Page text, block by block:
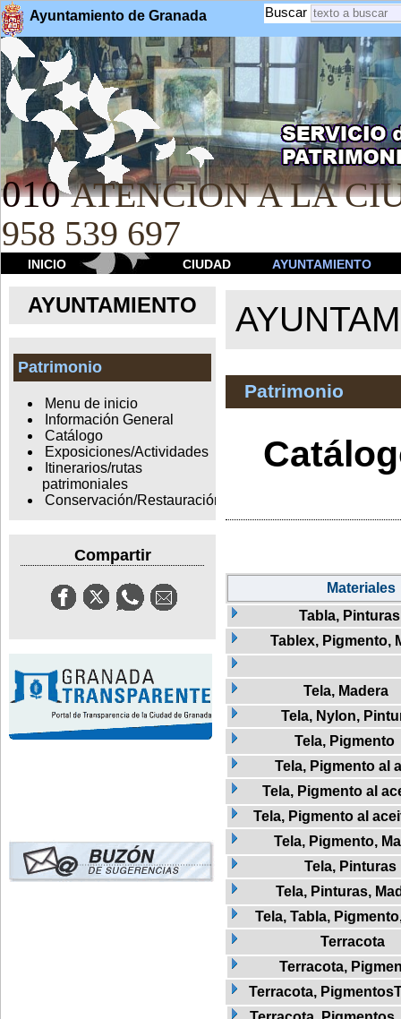
Ayuntamiento de Granada Buscar
010 ATENCION A LA
958 539 697
INICIO CIUDAD AYUNTAMIENTO
AYUNTAMIENTO
Patrimonio
Menu de inicio
Información General
Catálogo
Exposiciones/Actividades
Itinerarios/rutas
patrimoniales
Conservación/Restauración
Compartir
Patrimonio
Materiales
Tabla, Pinturas
Tablex, Pigmento,
Tela, Madera
Tela, Nylon,
Tela, Pigmento
Tela, Pigmento al
Tela, Pigmento al
Tela, Pigmento al
Tela, Pigmento,
Tela, Pinturas
Tela, Pinturas,
Tela, Tabla,
Terracota
Terracota,
Terracota,